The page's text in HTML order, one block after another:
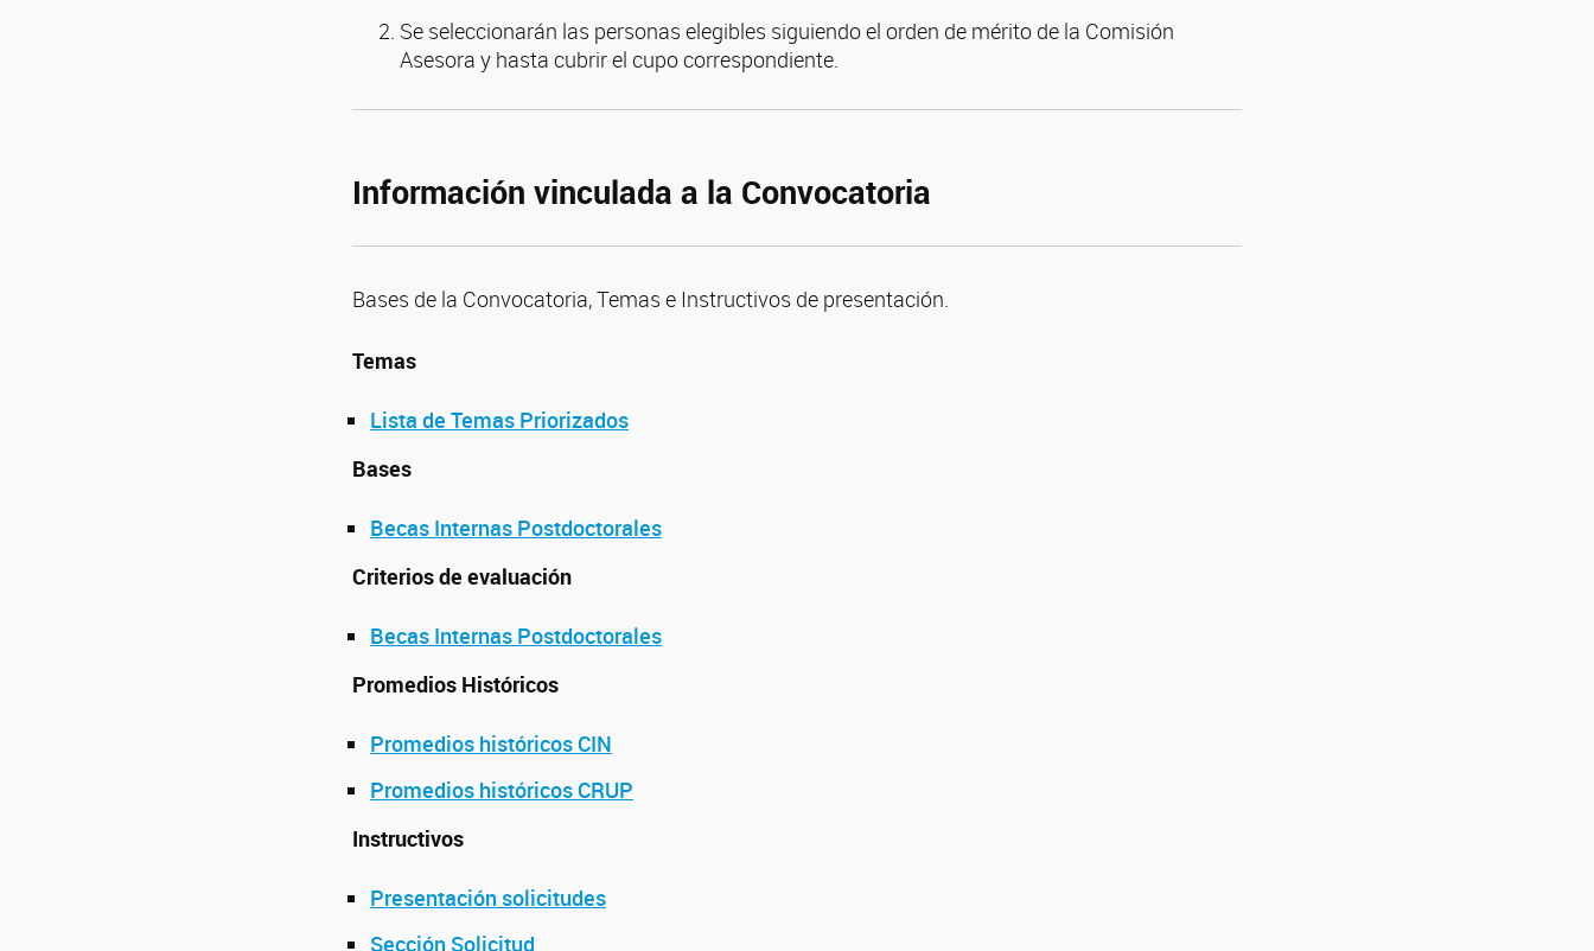
Se seleccionarán las personas elegibles siguiendo el orden de mérito de la Comisión
Asesora y hasta cubrir el cupo correspondiente.
Información vinculada a la Convocatoria
Bases de la Convocatoria, Temas e Instructivos de presentación.
Temas
Lista de Temas Priorizados
Bases
Becas Internas Postdoctorales
Criterios de evaluación
Becas Internas Postdoctorales
Promedios Históricos
Promedios históricos CIN
Promedios históricos CRUP
Instructivos
Presentación solicitudes
Sección Solicitud